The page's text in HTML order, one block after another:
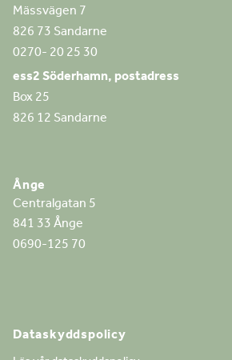
Mässvägen 7
826 73 Sandarne
0270- 20 25 30
ess2 Söderhamn, postadress
Box 25
826 12 Sandarne
Ånge
Centralgatan 5
841 33 Ånge
0690-125 70
Dataskyddspolicy